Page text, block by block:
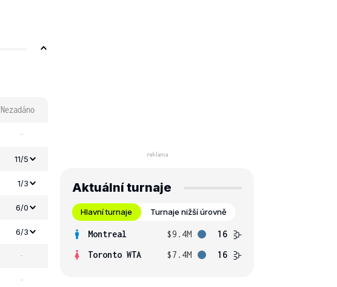
Nezadáno
-
11/5
1/3
6/0
6/3
-
-
Aktuální turnaje
Hlavní turnaje Turnaje nižší úrovně
Montreal $9.4M
16
Toronto WTA
$7.4M 16